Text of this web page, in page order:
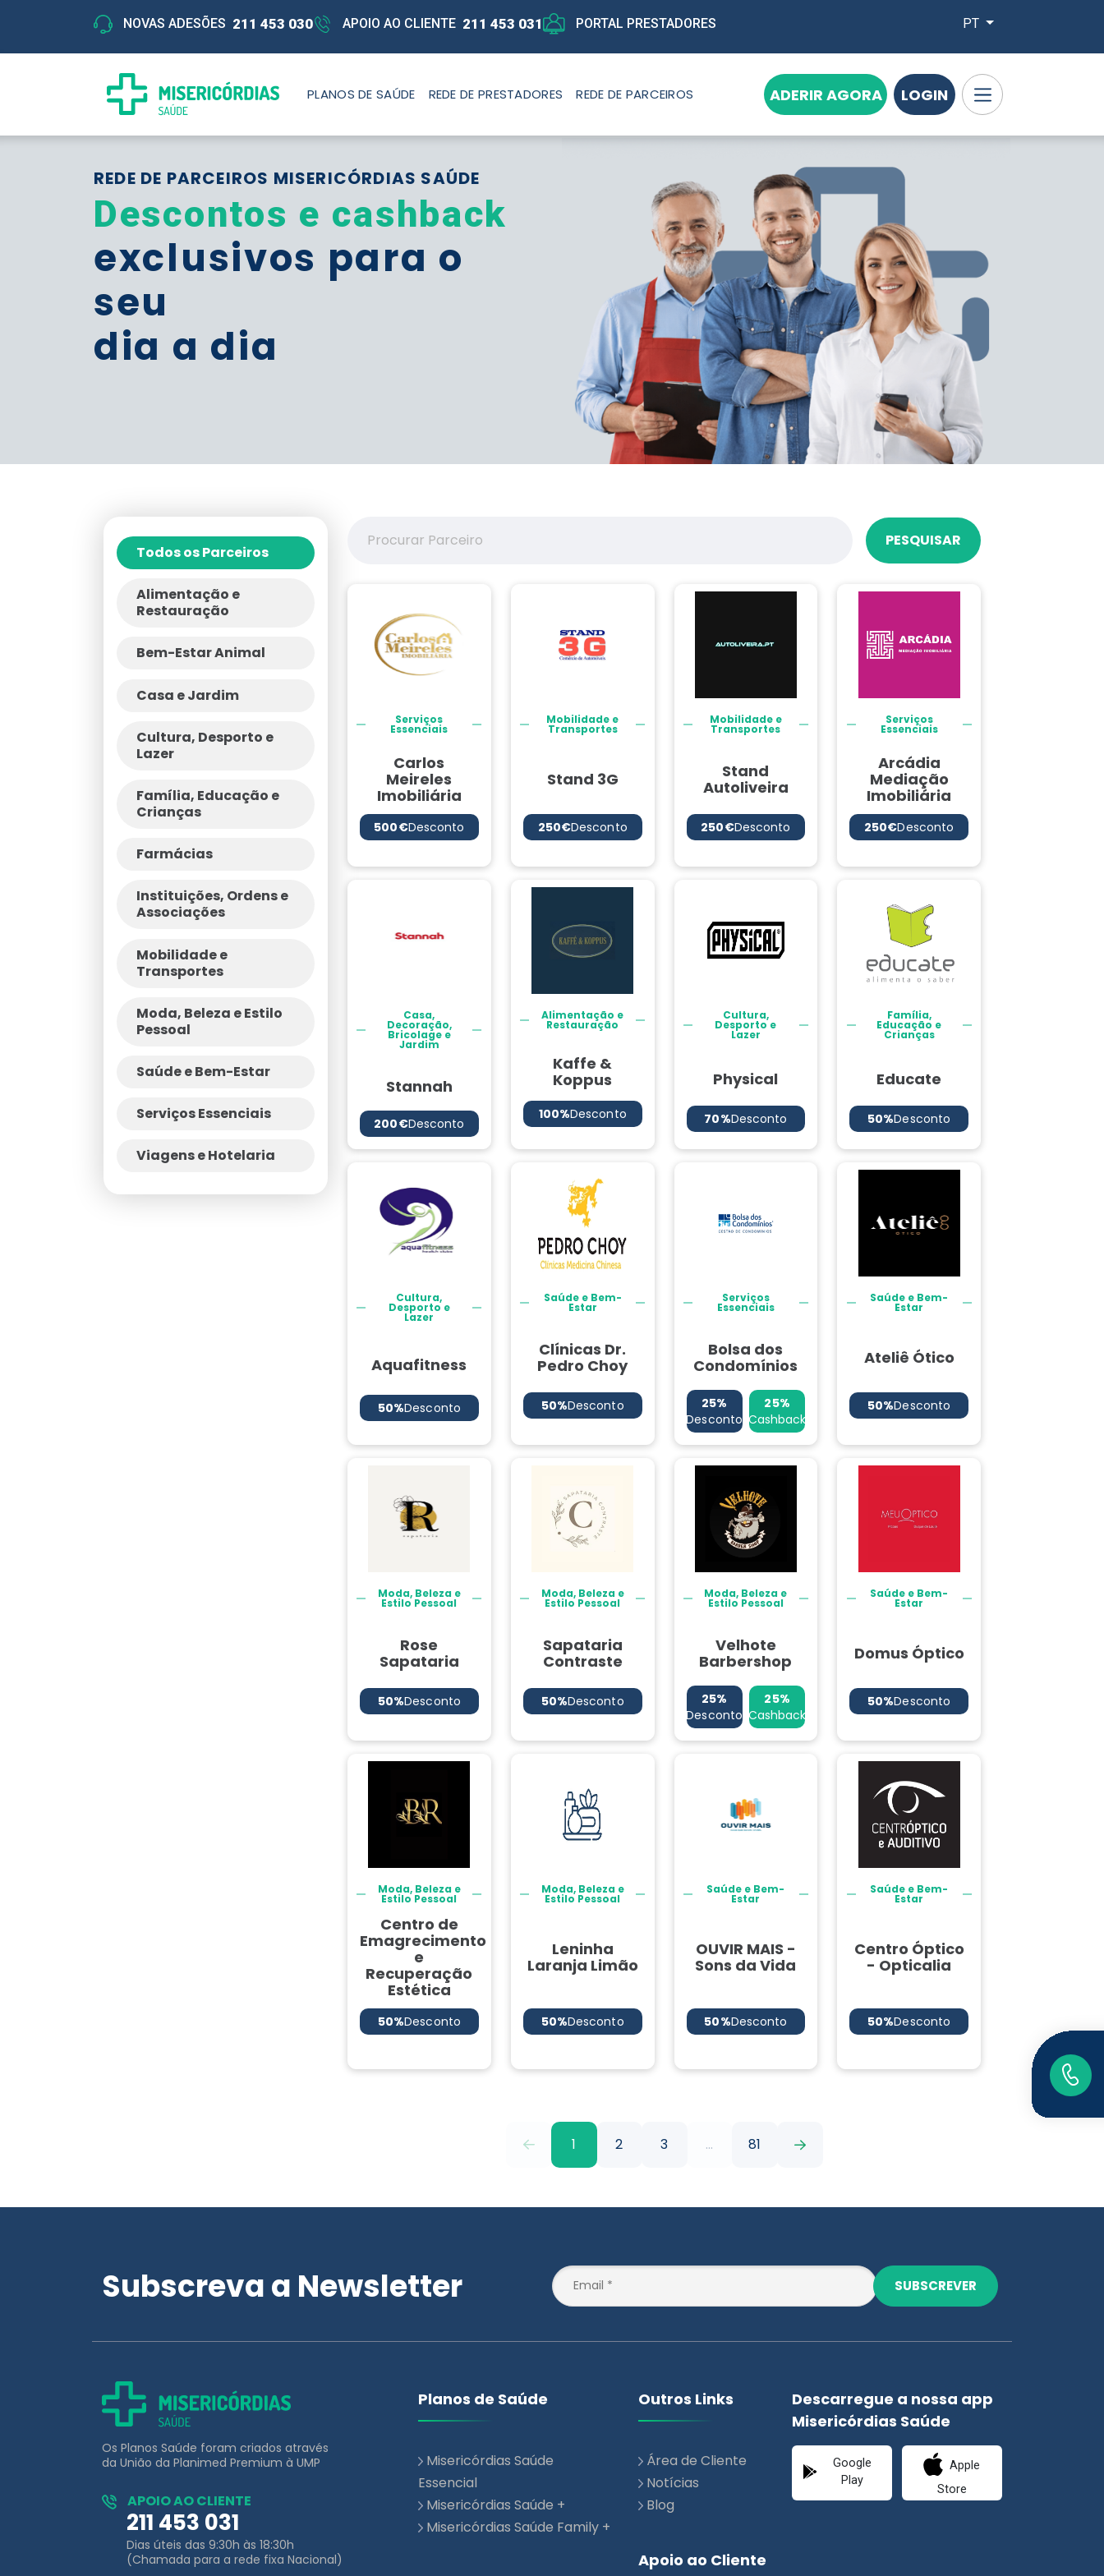
NOVAS ADESÕES 211 453 030 APOIO AO CLIENTE 211 453 031 PORTAL PRESTADORES PT
PLANOS DE SAÚDE REDE DE PRESTADORES REDE DE PARCEIROS ADERIR AGORA LOGIN
REDE DE PARCEIROS MISERICÓRDIAS SAÚDE
Descontos e cashback
exclusivos para o
seu
dia a dia
Todos os Parceiros
Alimentação e
Restauração
Bem-Estar Animal
Casa e Jardim
Cultura, Desporto e
Lazer
Família, Educação e
Crianças
Farmácias
Instituições, Ordens e
Associações
Mobilidade e
Transportes
Moda, Beleza e Estilo
Pessoal
Saúde e Bem-Estar
Serviços Essenciais
Viagens e Hotelaria
PESQUISAR
Serviços
Essenciais
Carlos
Meireles
Imobiliária
500€Desconto
Mobilidade e
Transportes
Stand 3G
250€Desconto
Mobilidade e
Transportes
Stand
Autoliveira
250€Desconto
Serviços
Essenciais
Arcádia
Mediação
Imobiliária
250€Desconto
Casa,
Decoração,
Bricolage e
Jardim
Stannah
200€Desconto
Alimentação e
Restauração
Kaffe &
Koppus
100%Desconto
Cultura,
Desporto e
Lazer
Physical
70%Desconto
Família,
Educação e
Crianças
Educate
50%Desconto
Cultura,
Desporto e
Lazer
Aquafitness
50%Desconto
Saúde e Bem-
Estar
Clínicas Dr.
Pedro Choy
50%Desconto
Serviços
Essenciais
Bolsa dos
Condomínios
25%
Desconto
25%
Cashback
Saúde e Bem-
Estar
Ateliê Ótico
50%Desconto
Moda, Beleza e
Estilo Pessoal
Rose
Sapataria
50%Desconto
Moda, Beleza e
Estilo Pessoal
Sapataria
Contraste
50%Desconto
Moda, Beleza e
Estilo Pessoal
Velhote
Barbershop
25%
Desconto
25%
Cashback
Saúde e Bem-
Estar
Domus Óptico
50%Desconto
Moda, Beleza e
Estilo Pessoal
Centro de
Emagrecimento
e
Recuperação
Estética
50%Desconto
Moda, Beleza e
Estilo Pessoal
Leninha
Laranja Limão
50%Desconto
Saúde e Bem-
Estar
OUVIR MAIS -
Sons da Vida
50%Desconto
Saúde e Bem-
Estar
Centro Óptico
- Opticalia
50%Desconto
1 2 3 ... 81
Subscreva a Newsletter SUBSCREVER
Os Planos Saúde foram criados através
da União da Planimed Premium à UMP
APOIO AO CLIENTE
211 453 031
Dias úteis das 9:30h às 18:30h
(Chamada para a rede fixa Nacional)
Planos de Saúde
Misericórdias Saúde
Essencial
Misericórdias Saúde +
Misericórdias Saúde Family +
Outros Links
Área de Cliente
Notícias
Blog
Apoio ao Cliente
Descarregue a nossa app
Misericórdias Saúde
Google
Play
Apple
Store